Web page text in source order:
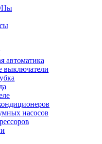
автоматика
выключатели
насосов